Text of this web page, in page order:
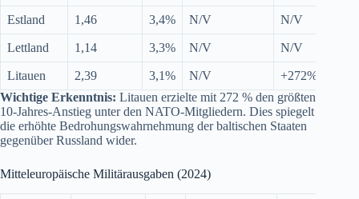
Estland 1,46 3,4% N/V N/V
Lettland 1,14 3,3% N/V N/V
Litauen 2,39 3,1% N/V
+272%
Wichtige Erkenntnis: Litauen erzielte mit 272 % den größten
10-Jahres-Anstieg unter den NATO-Mitgliedern. Dies spiegelt
die erhöhte Bedrohungswahrnehmung der baltischen Staaten
gegenüber Russland wider.
Mitteleuropäische Militärausgaben (2024)